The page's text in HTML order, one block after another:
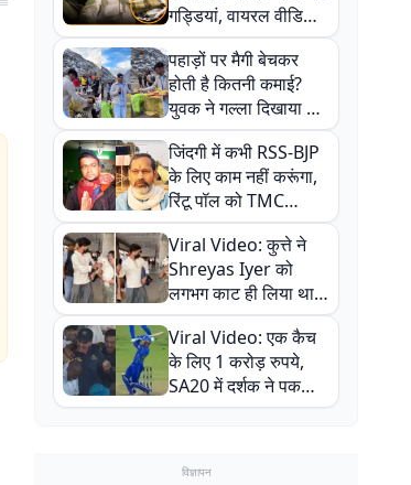
गड्डियां, वायरल वीडियो
से राजनीति में उबाल,
अजित महतो बोले- TMC
की गंदी चाल
पहाड़ों पर मैगी बेचकर
होती है कितनी कमाई?
युवक ने गल्ला दिखाया तो
नौकरी वालों के खड़े हो गए
कान
जिंदगी में कभी RSS-BJP
के लिए काम नहीं करूंगा,
रिंटू पॉल को TMC
ऑफिस में ले जाकर पीटा,
Video वायरल
Viral Video: कुत्ते ने
Shreyas Iyer को
लगभग काट ही लिया था,
न्यूजीलैंड सीरीज से पहले
बाल-बाल बचे
Viral Video: एक कैच
के लिए 1 करोड़ रुपये,
SA20 में दर्शक ने पकड़ा
एक हाथ से गजब का कैच
विज्ञापन